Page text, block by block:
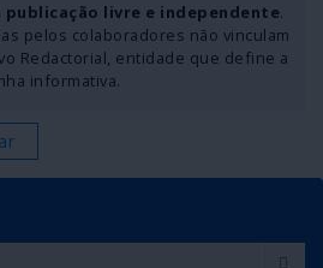
publicação livre e independente.
pelos colaboradores não vinculam
Redactorial, entidade que define a
informativa.